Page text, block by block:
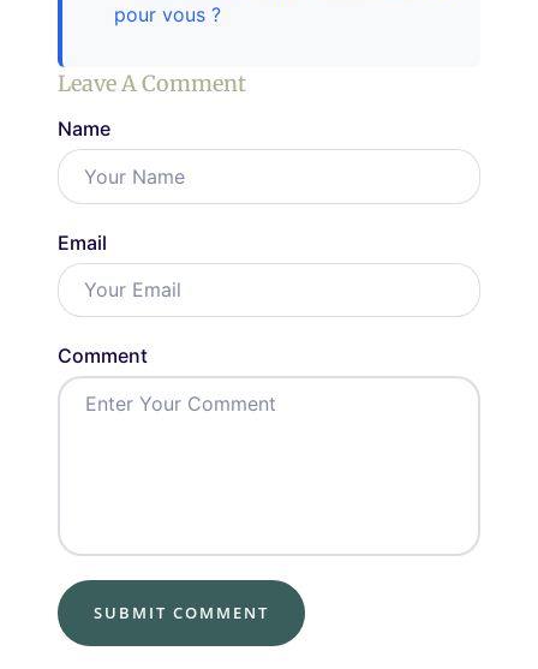
pour vous ?
Leave A Comment
Name
Email
Comment